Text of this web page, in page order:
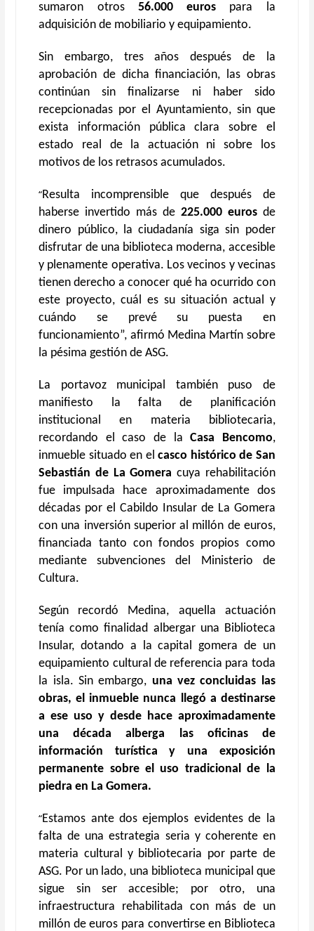
sumaron otros 56.000 euros para la
adquisición de mobiliario y equipamiento.
Sin embargo, tres años después de la
aprobación de dicha financiación, las obras
continúan sin finalizarse ni haber sido
recepcionadas por el Ayuntamiento, sin que
exista información pública clara sobre el
estado real de la actuación ni sobre los
motivos de los retrasos acumulados.
“Resulta incomprensible que después de
haberse invertido más de 225.000 euros de
dinero público, la ciudadanía siga sin poder
disfrutar de una biblioteca moderna, accesible
y plenamente operativa. Los vecinos y vecinas
tienen derecho a conocer qué ha ocurrido con
este proyecto, cuál es su situación actual y
cuándo se prevé su puesta en
funcionamiento”, afirmó Medina Martín sobre
la pésima gestión de ASG.
La portavoz municipal también puso de
manifiesto la falta de planificación
institucional en materia bibliotecaria,
recordando el caso de laCasa Bencomo,
inmueble situado en elcasco histórico de San
Sebastián de La Gomeracuya rehabilitación
fue impulsada hace aproximadamente dos
décadas por el Cabildo Insular de La Gomera
con una inversión superior al millón de euros,
financiada tanto con fondos propios como
mediante subvenciones del Ministerio de
Cultura.
Según recordó Medina, aquella actuación
tenía como finalidad albergar una Biblioteca
Insular, dotando a la capital gomera de un
equipamiento cultural de referencia para toda
la isla. Sin embargo, una vez concluidas las
obras, el inmueble nunca llegó a destinarse
a ese uso y desde hace aproximadamente
una década alberga las oficinas de
información turística y una exposición
permanente sobre el uso tradicional de la
piedra en La Gomera.
“Estamos ante dos ejemplos evidentes de la
falta de una estrategia seria y coherente en
materia cultural y bibliotecaria por parte de
ASG. Por un lado, una biblioteca municipal que
sigue sin ser accesible; por otro, una
infraestructura rehabilitada con más de un
millón de euros para convertirse en Biblioteca